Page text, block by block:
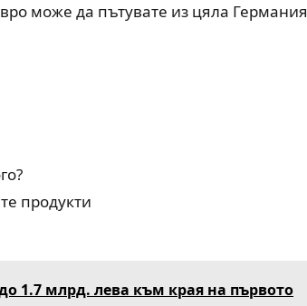
може да пътувате из цяла Германия
продукти
1.7 млрд. лева към края на първото